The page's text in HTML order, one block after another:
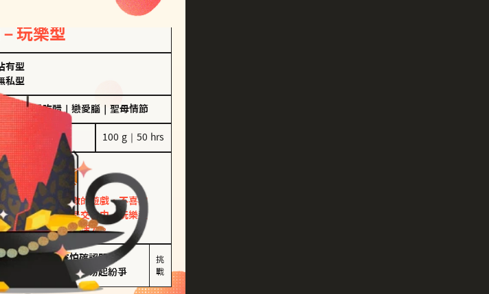
玩樂型
有型
私型
電機 ｜ 愛吃醋｜ 戀愛腦 聖母情節
100 g｜50 hrs
玩樂型
皮革、琥珀
戀愛為一場刺激的遊戲，不喜歡
論是約會中還是交往中，玩樂型
樂趣，讓關係充滿活力。
害怕確認關係
桃花較多易起紛爭
挑
戰